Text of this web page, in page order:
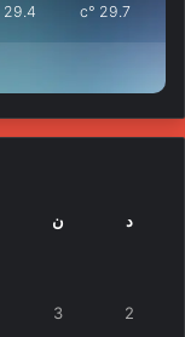
29.4 29.7
°c
د ن
2
3